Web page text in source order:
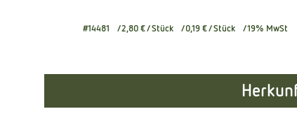
#14481 2,80 €/ Stück 0,19 €/ Stück 19% MwSt